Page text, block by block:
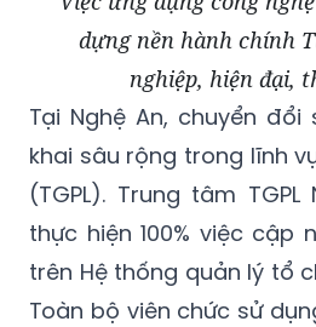
dựng nền hành chính
nghiệp, hiện đại,
Tại Nghệ An, chuyển
khai sâu rộng trong lĩnh
(TGPL). Trung tâm
thực hiện 100% việc cập
trên Hệ thống quản lý tổ
Toàn bộ viên chức sử